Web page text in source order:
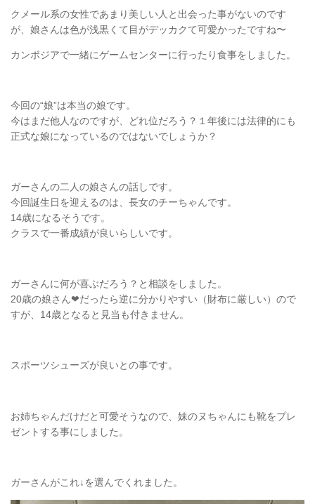
クメール系の女性であまり美しい人と出会った事がないのです
が、娘さんは色が浅黒くて目がデッカクて可愛かったですね〜
カンボジアで一緒にゲームセンターに行ったり食事をしました。
今回の“娘”は本当の娘です。
今はまだ他人なのですが、どれ位だろう？１年後には法律的にも
正式な娘になっているのではないでしょうか？
ガーさんの二人の娘さんの話しです。
今回誕生日を迎えるのは、長女のチーちゃんです。
14歳になるそうです。
クラスで一番成績が良いらしいです。
ガーさんに何が喜ぶだろう？と相談をしました。
20歳の娘さん❤だったら逆に分かりやすい（財布に厳しい）ので
すが、14歳となると見当も付きません。
スポーツシューズが良いとの事です。
お姉ちゃんだけだと可愛そうなので、妹のヌちゃんにも靴をプレ
ゼントする事にしました。
ガーさんがこれ↓を選んでくれました。